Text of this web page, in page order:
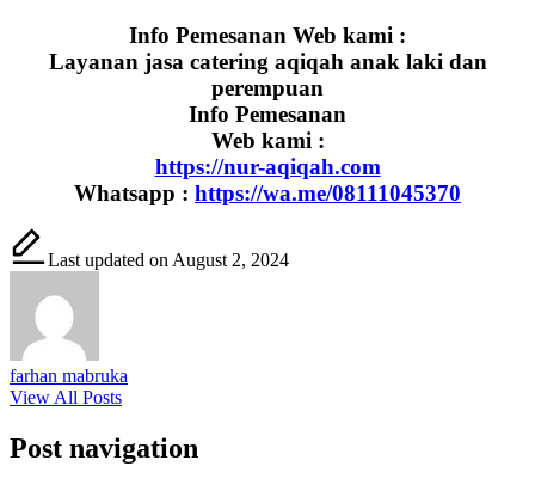
Info Pemesanan Web kami :
Layanan jasa catering aqiqah anak laki dan
perempuan
Info Pemesanan
Web kami :
https://nur-aqiqah.com
Whatsapp : https://wa.me/08111045370
Last updated on August 2, 2024
farhan mabruka
View All Posts
Post navigation